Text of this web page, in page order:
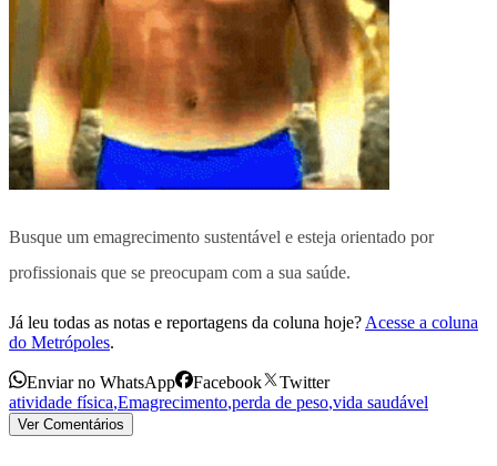
Busque um emagrecimento sustentável e esteja orientado por
profissionais que se preocupam com a sua saúde.
Já leu todas as notas e reportagens da coluna hoje?Acesse a coluna
do Metrópoles.
Enviar no WhatsApp Facebook
Twitter
atividade física,Emagrecimento,perda de peso,vida saudável
Ver Comentários